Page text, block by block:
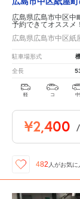
広島県広島市中区中
予約できてオススメ！
広島県広島市中区紙
駐車場形式
全長
軽 コ 中
¥2,400 /
482 人がお気に